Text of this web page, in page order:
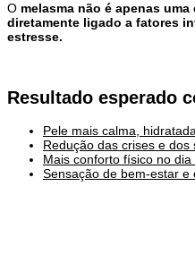
O melasma não é apenas
diretamente ligado a fatores
estresse.
Resultado esperado
Pele mais calma,
Redução das crises e dos
Mais conforto físico no dia
Sensação de bem-estar e